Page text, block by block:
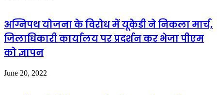
अग्निपथ योजना के विरोध में यूकेडी ने निकला मार्च,
जिलाधिकारी कार्यालय पर प्रदर्शन कर भेजा पीएम
को ज्ञापन
June 20, 2022